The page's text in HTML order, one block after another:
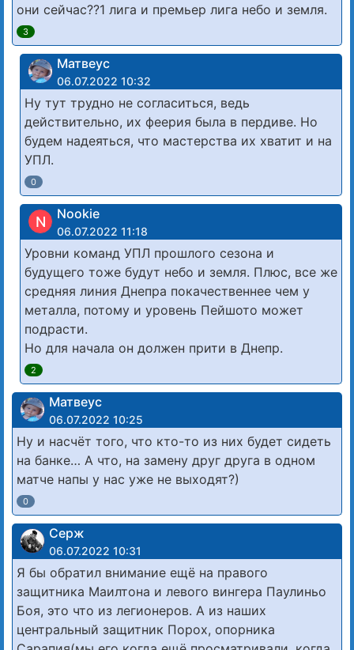
они сейчас??1 лига и премьер лига небо и земля.
3
Матвеус
06.07.2022 10:32
Ну тут трудно не согласиться, ведь
действительно, их феерия была в пердиве. Но
будем надеяться, что мастерства их хватит и на
УПЛ.
0
N Nookie
06.07.2022 11:18
Уровни команд УПЛ прошлого сезона и
будущего тоже будут небо и земля. Плюс, все же
средняя линия Днепра покачественнее чем у
металла, потому и уровень Пейшото может
подрасти.
Но для начала он должен прити в Днепр.
2
Матвеус
06.07.2022 10:25
Ну и насчёт того, что кто-то из них будет сидеть
на банке… А что, на замену друг друга в одном
матче напы у нас уже не выходят?)
0
Серж
06.07.2022 10:31
Я бы обратил внимание ещё на правого
защитника Маилтона и левого вингера Паулиньо
Боя, это что из легионеров. А из наших
центральный защитник Порох, опорника